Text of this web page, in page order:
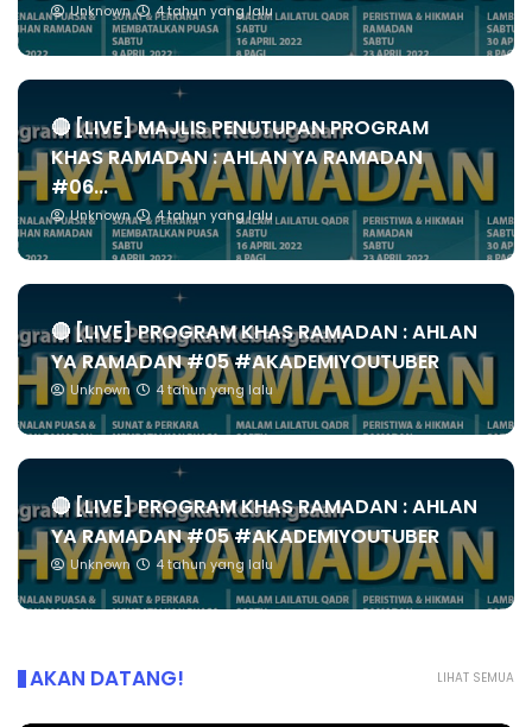
Unknown 4 tahun yang lalu
🔴 [LIVE] MAJLIS PENUTUPAN PROGRAM
KHAS RAMADAN : AHLAN YA RAMADAN
#06...
Unknown 4 tahun yang lalu
🔴 [LIVE] PROGRAM KHAS RAMADAN : AHLAN
YA RAMADAN #05 #AKADEMIYOUTUBER
Unknown 4 tahun yang lalu
🔴 [LIVE] PROGRAM KHAS RAMADAN : AHLAN
YA RAMADAN #05 #AKADEMIYOUTUBER
Unknown 4 tahun yang lalu
LIHAT SEMUA
AKAN DATANG!